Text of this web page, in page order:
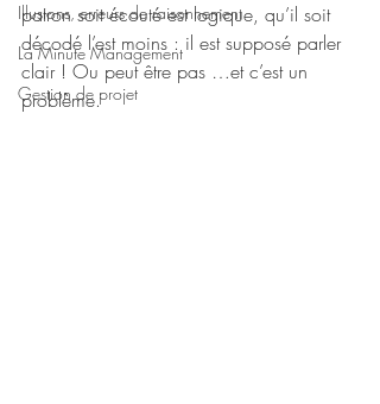
Illusions, erreurs de raisonnement
La Minute Management
Gestion de projet
patron soit écouté est logique, qu’il soit
décodé l’est moins : il est supposé parler
clair ! Ou peut être pas …et c’est un
problème.